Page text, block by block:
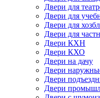
Двери для
Двери для
Двери для
Двери для
Двери КХН
Двери КХО
Двери на дачу
Двери
Двери
Двери